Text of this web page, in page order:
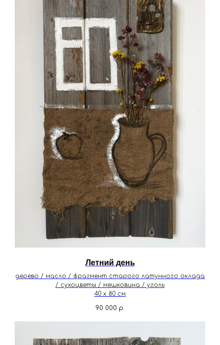
Летний день
дерево / масло / фрагмент старого латунного оклада
/ сухоцветы / мешковина / уголь
40 х 80 см
90 000 р.